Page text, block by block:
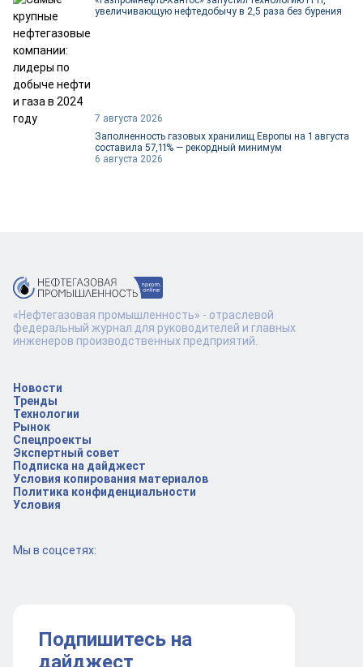
увеличивающую нефтедобычу в 2,5 раза без бурения
7 августа 2026
Заполненность газовых хранилищ Европы на 1 августа
составила 57,11% — рекордный минимум
6 августа 2026
Новости
Тренды
Технологии
Рынок
Спецпроекты
Экспертный совет
Подписка на дайджест
Условия копирования материалов
Политика конфиденциальности
Условия
Мы в соцсетях:
Подпишитесь на
дайджест
«Нефтегазовая промышленность» - отраслевой
федеральный журнал для руководителей и главных
инженеров производственных предприятий.